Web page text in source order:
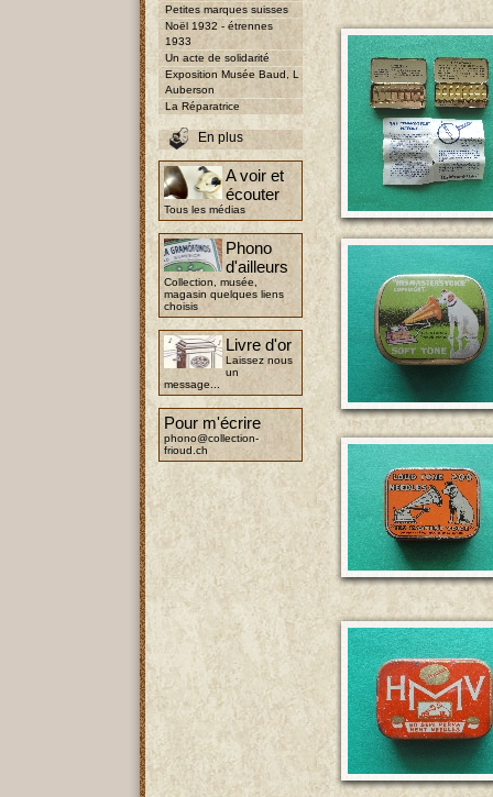
Petites marques suisses
Noël 1932 - étrennes
1933
Un acte de solidarité
Exposition Musée Baud, L
Auberson
La Réparatrice
En plus
A voir et
écouter
Tous les médias
Phono
d'ailleurs
Collection, musée,
magasin quelques liens
choisis
Livre d'or
Laissez nous
un
message...
Pour m'écrire
phono@collection-
frioud.ch